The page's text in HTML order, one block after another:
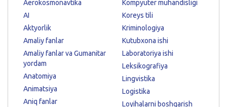
Aerokosmonavtika
AI
Aktyorlik
Amaliy fanlar
Amaliy fanlar va Gumanitar
yordam
Anatomiya
Animatsiya
Aniq fanlar
Kompyuter muhandisligi
Koreys tili
Kriminologiya
Kutubxona ishi
Laboratoriya ishi
Leksikografiya
Lingvistika
Logistika
Loyihalarni boshqarish